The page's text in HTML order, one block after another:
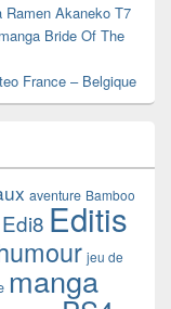
Ramen Akaneko T7
Bride Of The
France – Belgique
aventure Bamboo
Edi8 Editis
jeu de
manga